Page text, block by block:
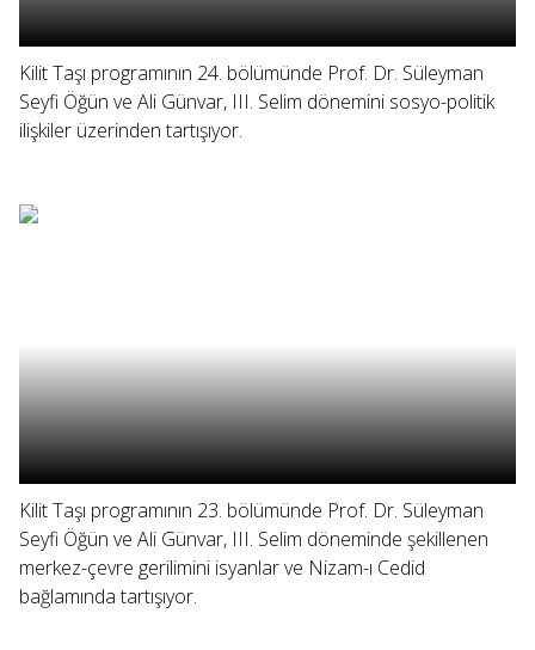
Kilit Taşı programının 24. bölümünde Prof. Dr. Süleyman
Seyfi Öğün ve Ali Günvar, III. Selim dönemini sosyo-politik
ilişkiler üzerinden tartışıyor.
Kilit Taşı programının 23. bölümünde Prof. Dr. Süleyman
Seyfi Öğün ve Ali Günvar, III. Selim döneminde şekillenen
merkez-çevre gerilimini isyanlar ve Nizam-ı Cedid
bağlamında tartışıyor.